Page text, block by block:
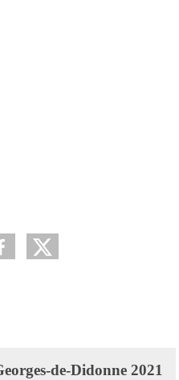
de-Didonne 2021